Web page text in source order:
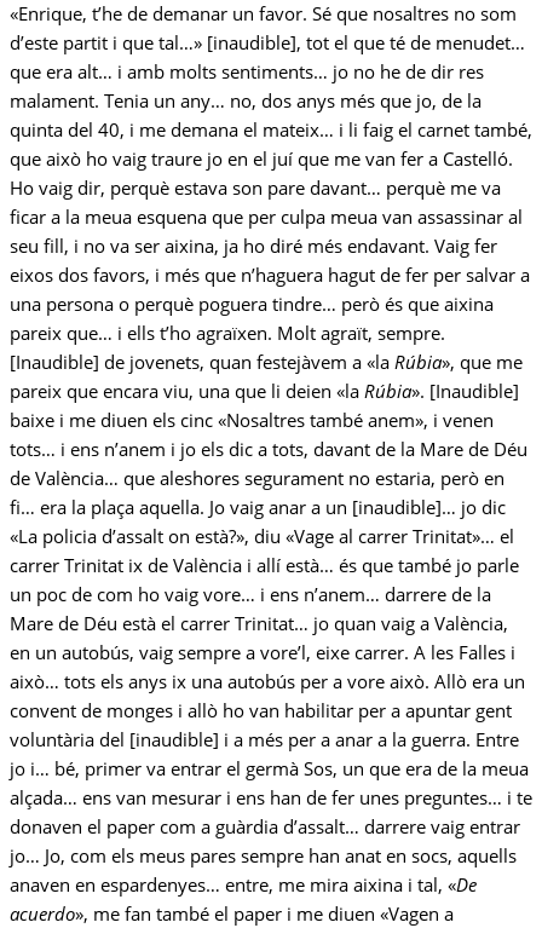
«Enrique, t’he de demanar un favor. Sé que nosaltres no som
d’este partit i que tal…» [inaudible], tot el que té de menudet…
que era alt… i amb molts sentiments… jo no he de dir res
malament. Tenia un any… no, dos anys més que jo, de la
quinta del 40, i me demana el mateix… i li faig el carnet també,
que això ho vaig traure jo en el juí que me van fer a Castelló.
Ho vaig dir, perquè estava son pare davant… perquè me va
ficar a la meua esquena que per culpa meua van assassinar al
seu fill, i no va ser aixina, ja ho diré més endavant. Vaig fer
eixos dos favors, i més que n’haguera hagut de fer per salvar a
una persona o perquè poguera tindre… però és que aixina
pareix que… i ells t’ho agraïxen. Molt agraït, sempre.
[Inaudible] de jovenets, quan festejàvem a «la Rúbia», que me
pareix que encara viu, una que li deien «la Rúbia». [Inaudible]
baixe i me diuen els cinc «Nosaltres també anem», i venen
tots… i ens n’anem i jo els dic a tots, davant de la Mare de Déu
de València… que aleshores segurament no estaria, però en
fi… era la plaça aquella. Jo vaig anar a un [inaudible]… jo dic
«La policia d’assalt on està?», diu «Vage al carrer Trinitat»… el
carrer Trinitat ix de València i allí està… és que també jo parle
un poc de com ho vaig vore… i ens n’anem… darrere de la
Mare de Déu està el carrer Trinitat… jo quan vaig a València,
en un autobús, vaig sempre a vore’l, eixe carrer. A les Falles i
això… tots els anys ix una autobús per a vore això. Allò era un
convent de monges i allò ho van habilitar per a apuntar gent
voluntària del [inaudible] i a més per a anar a la guerra. Entre
jo i… bé, primer va entrar el germà Sos, un que era de la meua
alçada… ens van mesurar i ens han de fer unes preguntes… i te
donaven el paper com a guàrdia d’assalt… darrere vaig entrar
jo… Jo, com els meus pares sempre han anat en socs, aquells
anaven en espardenyes… entre, me mira aixina i tal, «De
acuerdo», me fan també el paper i me diuen «Vagen a